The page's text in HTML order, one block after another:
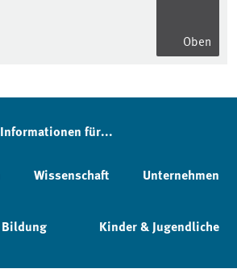
Oben
Informationen für...
Wissenschaft Unternehmen
Bildung Kinder & Jugendliche